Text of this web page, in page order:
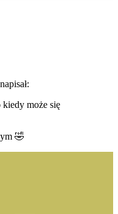
może się
🤣